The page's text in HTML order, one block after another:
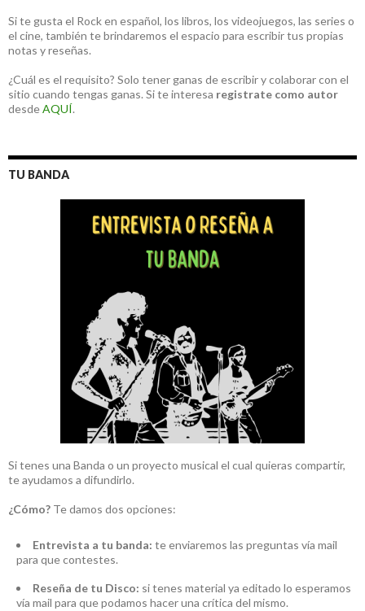
Si te gusta el Rock en español, los libros, los videojuegos, las series o
el cine, también te brindaremos el espacio para escribir tus propias
notas y reseñas.
¿Cuál es el requisito? Solo tener ganas de escribir y colaborar con el
sitio cuando tengas ganas. Si te interesa registrate como autor
desdeAQUÍ.
TU BANDA
Si tenes una Banda o un proyecto musical el cual quieras compartir,
te ayudamos a difundirlo.
¿Cómo? Te damos dos opciones:
Entrevista a tu banda: te enviaremos las preguntas vía mail
para que contestes.
Reseña de tu Disco: si tenes material ya editado lo esperamos
vía mail para que podamos hacer una crítica del mismo.